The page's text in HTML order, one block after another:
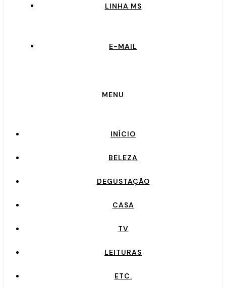
LINHA MS
E-MAIL
MENU
INÍCIO
BELEZA
DEGUSTAÇÃO
CASA
TV
LEITURAS
ETC.